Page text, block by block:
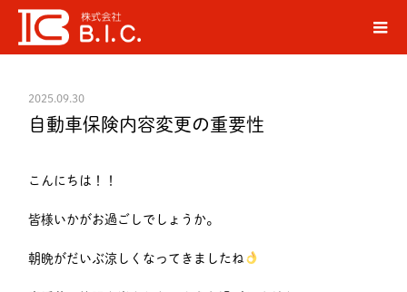
ーム
ブログ お知らせ
2025.09.30
自動車保険内容変更の重要性
こんにちは！！
皆様いかがお過ごしでしょうか。
朝晩がだいぶ涼しくなってきましたね